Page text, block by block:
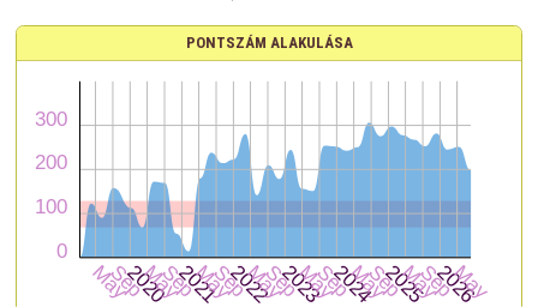
PONTSZÁM ALAKULÁSA